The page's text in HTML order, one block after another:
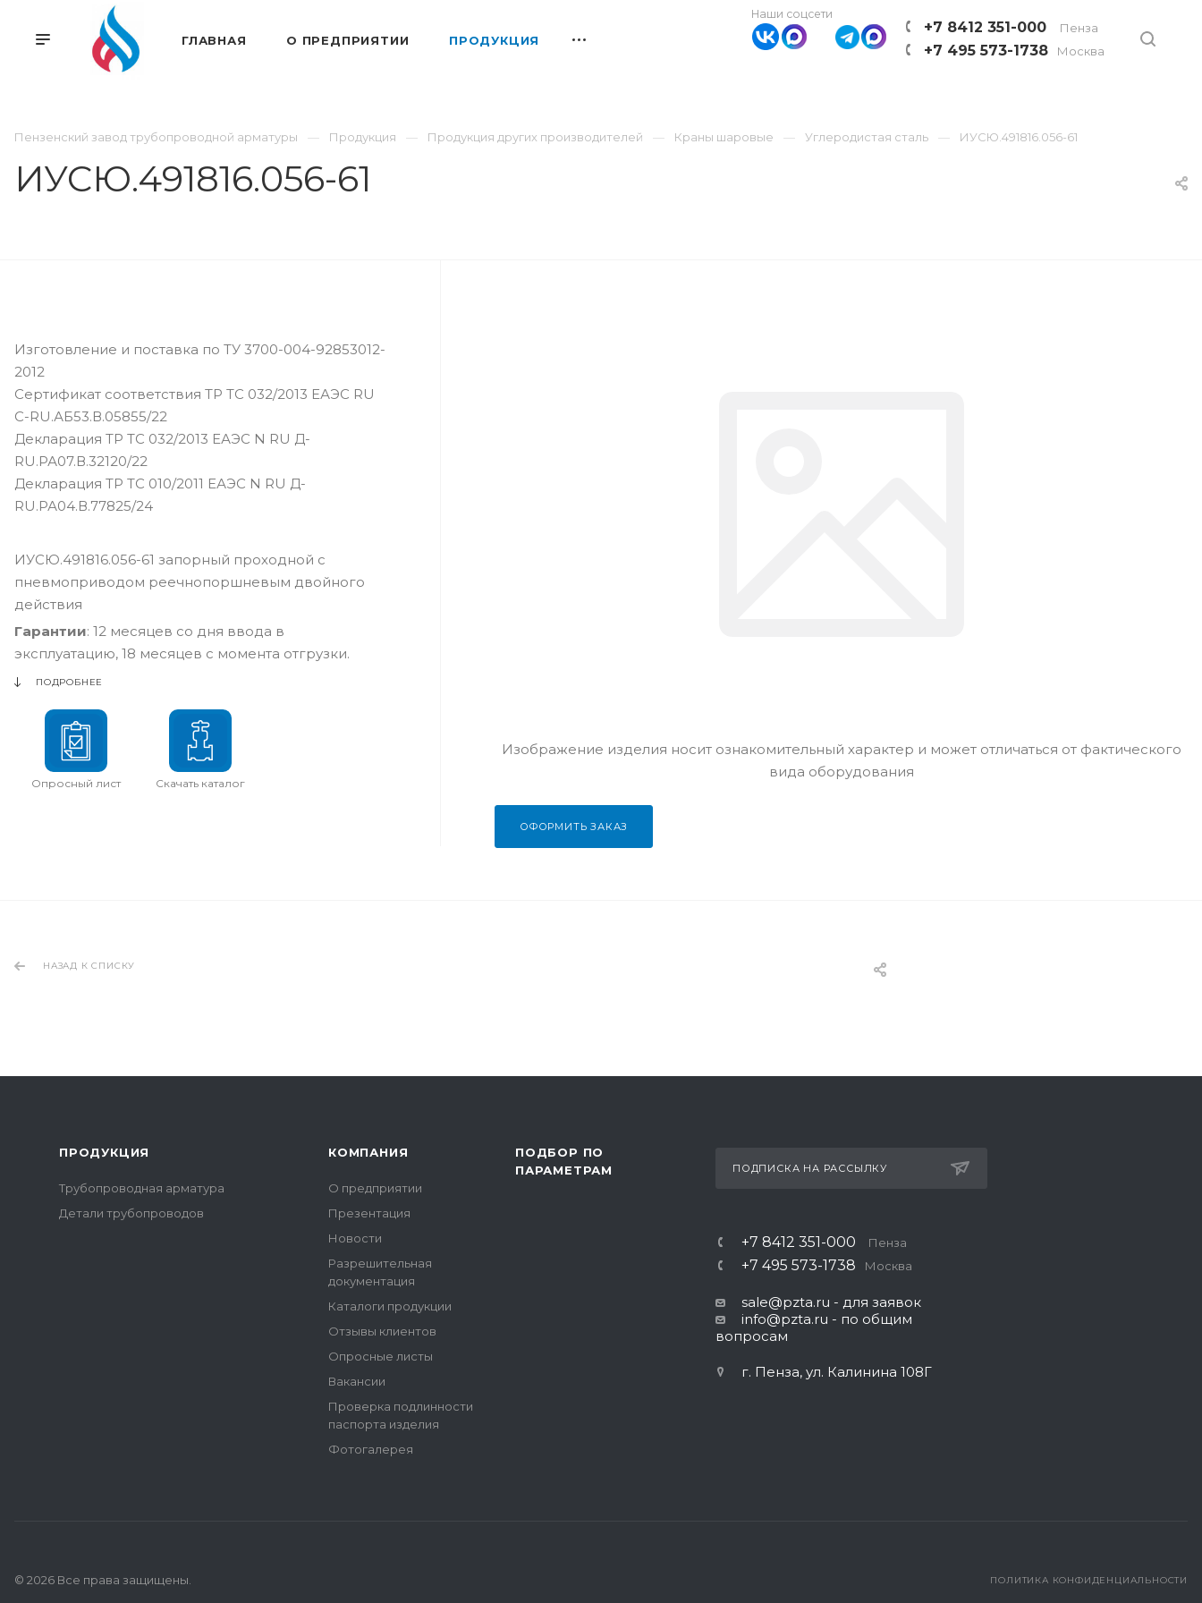
+7 8412 351-000 Пенза
+7 495 573-1738 Москва
Наши соцсети
ГЛАВНАЯ О ПРЕДПРИЯТИИ ПРОДУКЦИЯ
Пензенский завод трубопроводной арматуры Продукция Продукция других производителей Краны шаровые Углеродистая сталь ИУСЮ.491816.056-61
ИУСЮ.491816.056-61
Изготовление и поставка по ТУ 3700-004-92853012-
2012
Сертификат соответствия ТР ТС 032/2013 ЕАЭС RU
С-RU.АБ53.В.05855/22
Декларация ТР ТС 032/2013 ЕАЭС N RU Д-
RU.РА07.В.32120/22
Декларация ТР ТС 010/2011 ЕАЭС N RU Д-
RU.РА04.В.77825/24
ИУСЮ.491816.056-61 запорный проходной с
пневмоприводом реечнопоршневым двойного
действия
Гарантии: 12 месяцев со дня ввода в
эксплуатацию, 18 месяцев с момента отгрузки.
ПОДРОБНЕЕ
Опросный лист Скачать каталог
Изображение изделия носит ознакомительный характер и может отличаться от фактического
вида оборудования
ОФОРМИТЬ ЗАКАЗ
НАЗАД К СПИСКУ
ПРОДУКЦИЯ
Трубопроводная арматура
Детали трубопроводов
КОМПАНИЯ
О предприятии
Презентация
Новости
Разрешительная
документация
Каталоги продукции
Отзывы клиентов
Опросные листы
Вакансии
Проверка подлинности
паспорта изделия
Фотогалерея
ПОДБОР ПО
ПАРАМЕТРАМ
ПОДПИСКА НА РАССЫЛКУ
+7 8412 351-000 Пенза
+7 495 573-1738 Москва
sale@pzta.ru - для заявок
info@pzta.ru - по общим
вопросам
г. Пенза, ул. Калинина 108Г
ПОЛИТИКА КОНФИДЕНЦИАЛЬНОСТИ
© 2026 Все права защищены.